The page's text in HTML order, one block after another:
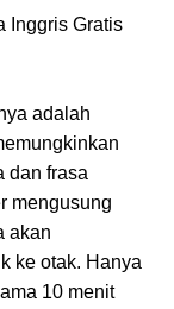
adalah
dan frasa
mengusung
akan
ke otak. Hanya
10 menit